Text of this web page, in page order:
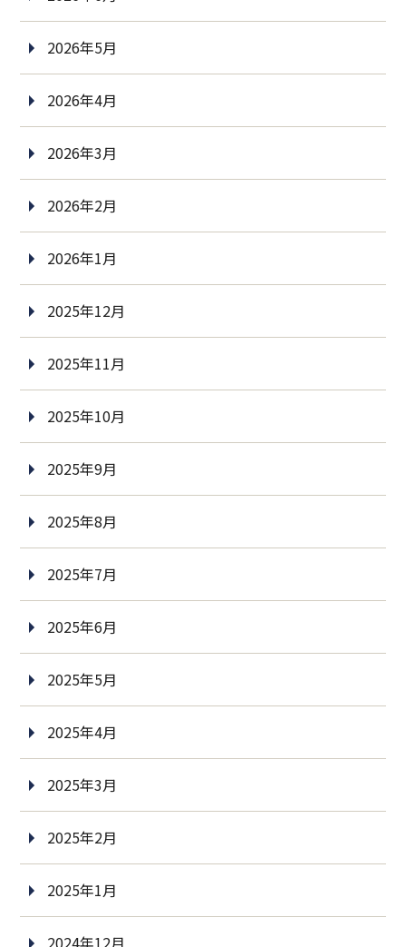
2026年5月
2026年4月
2026年3月
2026年2月
2026年1月
2025年12月
2025年11月
2025年10月
2025年9月
2025年8月
2025年7月
2025年6月
2025年5月
2025年4月
2025年3月
2025年2月
2025年1月
2024年12月